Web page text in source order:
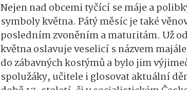
Nejen nad obcemi tyčící se máje a
symboly května. Pátý měsíc je také
posledním zvoněním a maturitám. Už
května oslavuje veselicí s názvem
do zábavných kostýmů a bylo jim
spolužáky, učitele i glosovat aktuální